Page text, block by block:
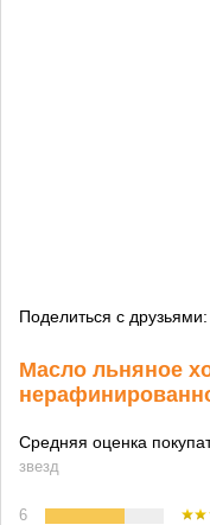
Поделиться с друзьями:
Масло льняное
Средняя оценка
звезд
6